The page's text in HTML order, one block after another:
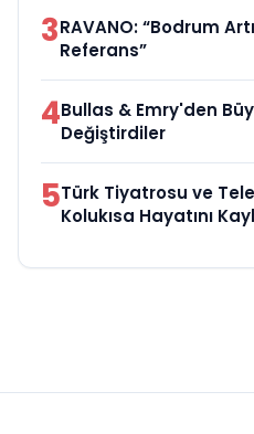
3RAVANO: “Bodrum
Referans”
4Bullas & Emry'den
Değiştirdiler
5Türk Tiyatrosu ve
Kolukısa Hayatını